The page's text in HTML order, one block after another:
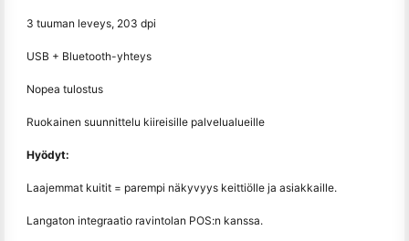
3 tuuman leveys, 203 dpi
USB + Bluetooth-yhteys
Nopea tulostus
Ruokainen suunnittelu kiireisille palvelualueille
Hyödyt:
Laajemmat kuitit = parempi näkyvyys keittiölle ja asiakkaille.
Langaton integraatio ravintolan POS:n kanssa.